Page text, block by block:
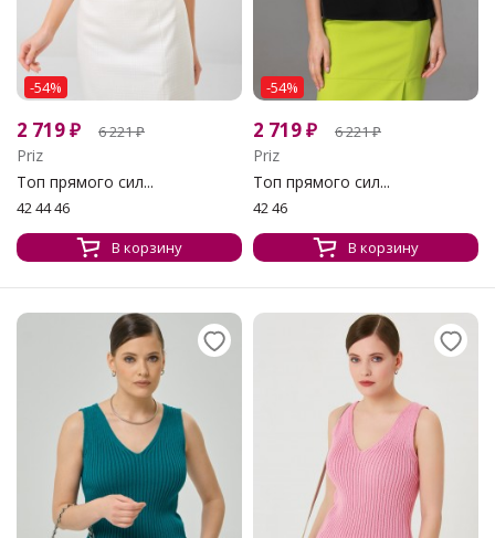
-54%
2 719₽ 6 221₽
Priz
Топ прямого сил...
42 44 46
В корзину
-54%
2 719₽ 6 221₽
Priz
Топ прямого сил...
42 46
В корзину